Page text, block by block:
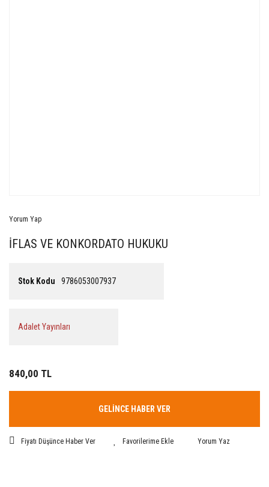
Yorum Yap
İFLAS VE KONKORDATO HUKUKU
Stok Kodu 9786053007937
Adalet Yayınları
840,00 TL
GELİNCE HABER VER
Fiyatı Düşünce Haber Ver Yorum Yaz